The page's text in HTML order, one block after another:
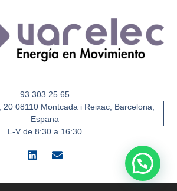
93 303 25 65
08110 Montcada i Reixac, Barcelona,
Espana
L-V de 8:30 a 16:30
L
k
E
e